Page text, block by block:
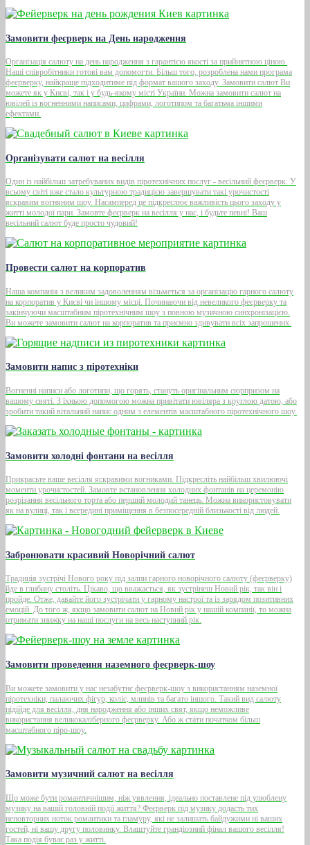
Замовити феєрверк на День народження
Організація салюту на день народження з гарантією якості за прийнятною ціною.
Наші співробітники готові вам допомогти. Більш того, розроблена нами програма
феєрверку, найкраще підходитиме під формат вашого заходу. Замовити салют Ви
можете як у Києві, так і у будь-якому місті України. Можна замовити салют на
ювілей із вогненними написами, цифрами, логотипом та багатьма іншими
ефектами.
Організувати салют на весілля
Один із найбільш затребуваних видів піротехнічних послуг - весільний феєрверк. У
всьому світі вже стало культурною традицією завершувати такі урочистості
яскравим вогняним шоу. Насамперед це підкреслює важливість цього заходу у
житті молодої пари. Замовте феєрверк на весілля у нас, і будьте певні! Ваш
весільний салют буде просто чудовий!
Провести салют на корпоратив
Наша компанія з великим задоволенням візьметься за організацію гарного салюту
на корпоратив у Києві чи іншому місці. Починаючи від невеликого феєрверку та
закінчуючи масштабним піротехнічним шоу з повною музичною синхронізацією.
Ви можете замовити салют на корпоратив та приємно здивувати всіх запрошених.
Замовити напис з піротехніки
Вогненні написи або логотипи, що горять, стануть оригінальним сюрпризом на
вашому святі. З їхньою допомогою можна привітати ювіляра з круглою датою, або
зробити такий вітальний напис одним з елементів масштабного піротехнічного шоу.
Замовити холодні фонтани на весілля
Прикрасьте ваше весілля яскравими вогниками. Підкресліть найбільш хвилюючі
моменти урочистостей. Замовте встановлення холодних фонтанів на церемонію
розрізання весільного торта або перший молодий танець. Можна використовувати
як на вулиці, так і всередині приміщення в безпосередній близькості від людей.
Забронювати красивий Новорічний салют
Традиція зустрічі Нового року під залпи гарного новорічного салюту (феєрверку)
йде в глибину століть. Цікаво, що вважається, як зустрінеш Новий рік, так він і
пройде. Отже, давайте його зустрічати у гарному настрої та із зарядом позитивних
емоцій. До того ж, якщо замовити салют на Новий рік у нашій компанії, то можна
отримати знижку на наші послуги на весь наступний рік.
Замовити проведення наземного феєрверк-шоу
Ви можете замовити у нас незабутнє феєрверк-шоу з використанням наземної
піротехніки, палаючих фігур, коліс, млинів та багато іншого. Такий вид салюту
підійде для весілля, дня народження або інших свят, якщо неможливе
використання великокаліберного феєрверку. Або ж стати початком більш
масштабного піро-шоу.
Замовити музичний салют на весілля
Що може бути романтичнішим, ніж уявлення, ідеально поставлене під улюблену
музику на вашій головній події життя? Феєрверк під музику додасть тих
неповторних ноток романтики та гламуру, які не залишать байдужими ні ваших
гостей, ні вашу другу половинку. Влаштуйте грандіозний фінал вашого весілля!
Така подія буває раз у житті.